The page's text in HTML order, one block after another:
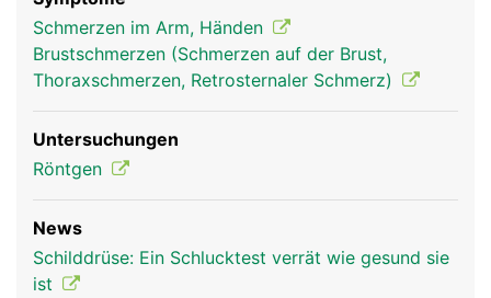
Schlüsselbein Frau
Mann
Schmerzen im Arm, Händen
Brustschmerzen (Schmerzen auf der Brust,
Thoraxschmerzen, Retrosternaler Schmerz)
Untersuchungen
Röntgen
News
Schilddrüse: Ein Schlucktest verrät wie gesund sie
ist